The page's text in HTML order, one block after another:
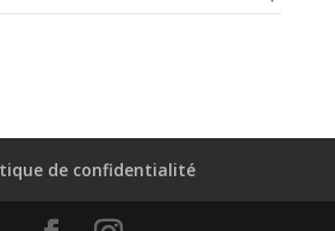
de confidentialité